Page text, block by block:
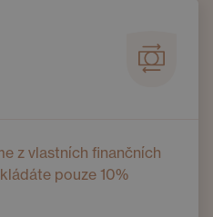
z vlastních finančních
pouze 10%